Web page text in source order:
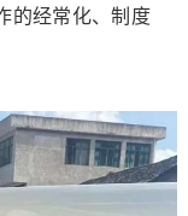
的经常化、制度